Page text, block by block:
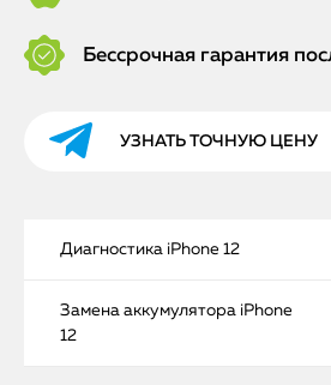
Бессрочная гарантия
УЗНАТЬ ТОЧНУЮ ЦЕНУ
Диагностика iPhone 12
Замена аккумулятора iPhone
12